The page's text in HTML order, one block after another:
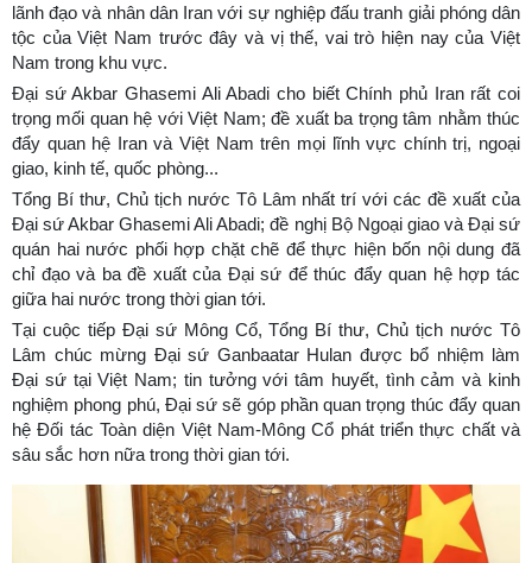
lãnh đạo và nhân dân Iran với sự nghiệp đấu tranh giải phóng dân
tộc của Việt Nam trước đây và vị thế, vai trò hiện nay của Việt
Nam trong khu vực.
Đại sứ Akbar Ghasemi Ali Abadi cho biết Chính phủ Iran rất coi
trọng mối quan hệ với Việt Nam; đề xuất ba trọng tâm nhằm thúc
đẩy quan hệ Iran và Việt Nam trên mọi lĩnh vực chính trị, ngoại
giao, kinh tế, quốc phòng...
Tổng Bí thư, Chủ tịch nước Tô Lâm nhất trí với các đề xuất của
Đại sứ Akbar Ghasemi Ali Abadi; đề nghị Bộ Ngoại giao và Đại sứ
quán hai nước phối hợp chặt chẽ để thực hiện bốn nội dung đã
chỉ đạo và ba đề xuất của Đại sứ để thúc đẩy quan hệ hợp tác
giữa hai nước trong thời gian tới.
Tại cuộc tiếp Đại sứ Mông Cổ, Tổng Bí thư, Chủ tịch nước Tô
Lâm chúc mừng Đại sứ Ganbaatar Hulan được bổ nhiệm làm
Đại sứ tại Việt Nam; tin tưởng với tâm huyết, tình cảm và kinh
nghiệm phong phú, Đại sứ sẽ góp phần quan trọng thúc đẩy quan
hệ Đối tác Toàn diện Việt Nam-Mông Cổ phát triển thực chất và
sâu sắc hơn nữa trong thời gian tới.